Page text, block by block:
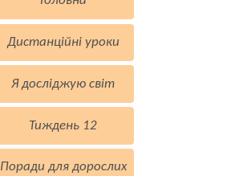
Дистанційні уроки
Я досліджую світ
Тиждень 12
Поради для дорослих